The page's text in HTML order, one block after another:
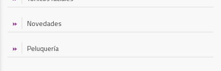
Novedades
Peluquería